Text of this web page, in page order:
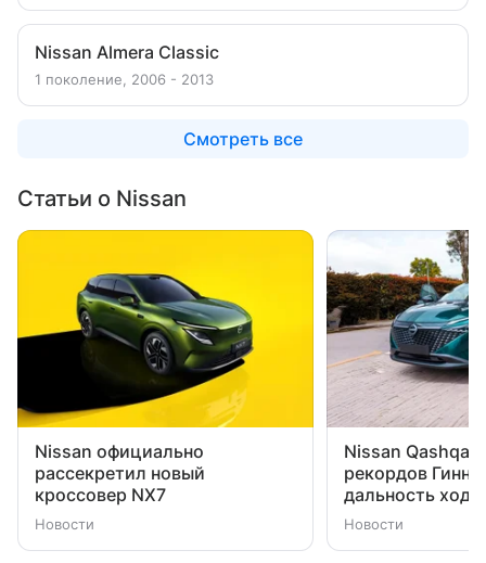
Nissan Almera Classic
1 поколение, 2006 - 2013
Смотреть все
Статьи о Nissan
Nissan официально
рассекретил новый
кроссовер NX7
Новости
Nissan Qashqai
рекордов
дальность хода
Новости